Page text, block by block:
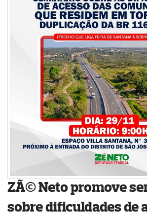
ZÃ© Neto promove
sobre dificuldades de